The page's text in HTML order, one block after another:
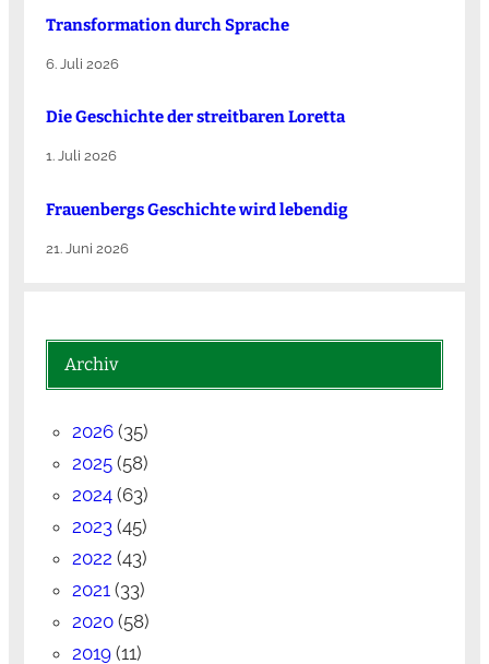
Transformation durch Sprache
6. Juli 2026
Die Ge­schich­te der streit­ba­ren Lo­ret­ta
1. Juli 2026
Frauenbergs Geschichte wird lebendig
21. Juni 2026
Archiv
2026(35)
2025(58)
2024(63)
2023(45)
2022 (43)
2021 (33)
2020(58)
2019(11)